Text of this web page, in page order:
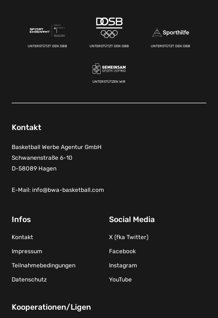
UNTERSTÜTZT DEN DBB UNTERSTÜTZT DEN DBB UNTERSTÜTZT DEN DBB
UNTERSTÜTZEN WIR
Kontakt
Basketball Werbe Agentur GmbH
Schwanenstraße 6-10
D-58089 Hagen
E-Mail: info@bwa-basketball.com
Infos
Kontakt
Impressum
Teilnahmebedingungen
Datenschutz
Social Media
X (fka Twitter)
Facebook
Instagram
YouTube
Kooperationen/Ligen